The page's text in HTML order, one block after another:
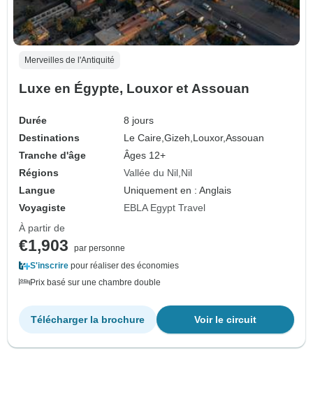
Merveilles de l'Antiquité
Luxe en Égypte, Louxor et Assouan
Durée
8 jours
Destinations
Le Caire,Gizeh, Louxor,Assouan
Tranche d'âge
Âges 12+
Régions
Vallée du Nil Nil
Langue
Uniquement en : Anglais
Voyagiste
EBLA Egypt Travel
À partir de
€1,903
par personne
S'inscrire pour réaliser des économies
Prix basé sur une chambre double
Voir le circuit
Télécharger la brochure